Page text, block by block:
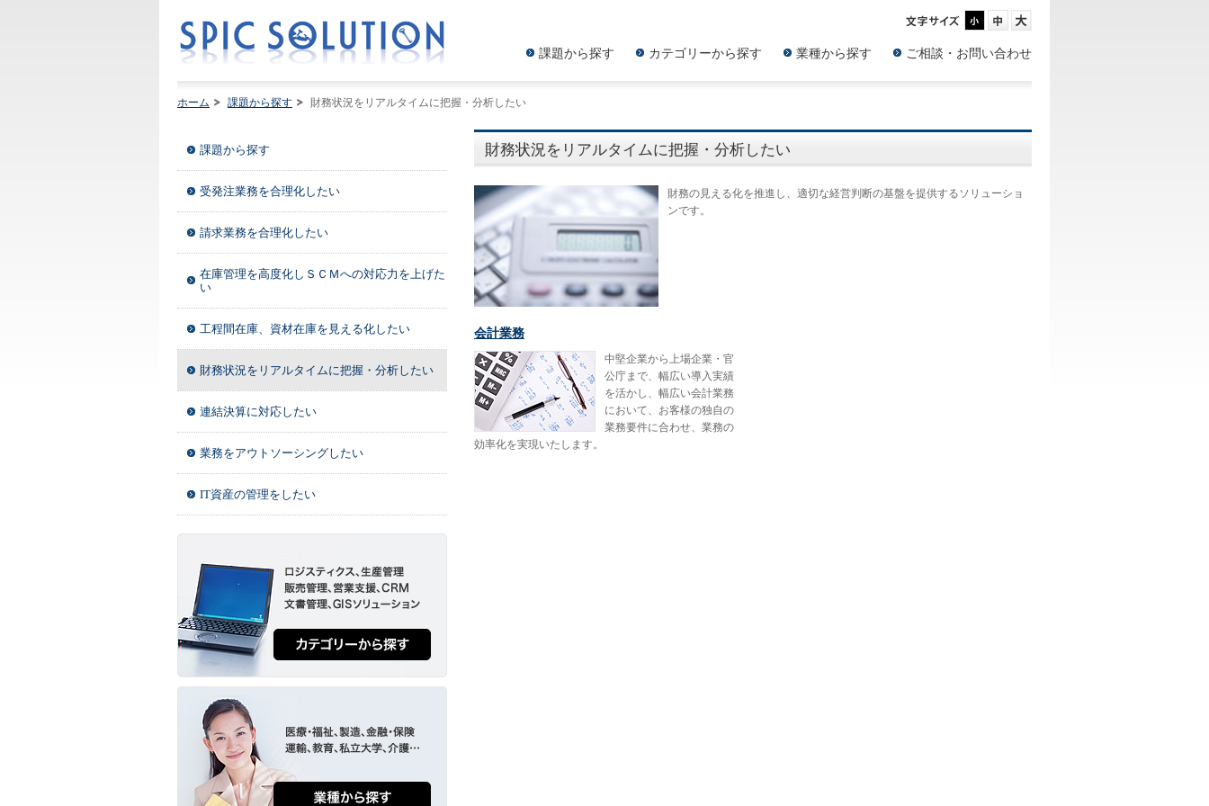
課題から探す カテゴリーから探す 業種から探す ご相談・お問い合わせ
ホーム 課題から探す 財務状況をリアルタイムに把握・分析したい
財務状況をリアルタイムに把握・分析したい
財務の見える化を推進し、適切な経営判断の基盤を提供するソリューショ
ンです。
会計業務
中堅企業から上場企業・官
公庁まで、幅広い導入実績
を活かし、幅広い会計業務
において、お客様の独自の
業務要件に合わせ、業務の
効率化を実現いたします。
課題から探す
受発注業務を合理化したい
請求業務を合理化したい
在庫管理を高度化しＳＣＭへの対応力を上げた
い
工程間在庫、資材在庫を見える化したい
財務状況をリアルタイムに把握・分析したい
連結決算に対応したい
業務をアウトソーシングしたい
IT資産の管理をしたい